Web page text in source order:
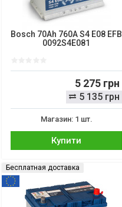
Bosch 70Ah 760A S4 E08 EFB
0092S4E081
5 275 грн
5 135 грн
Магазин: 1 шт.
Купити
Бесплатная доставка